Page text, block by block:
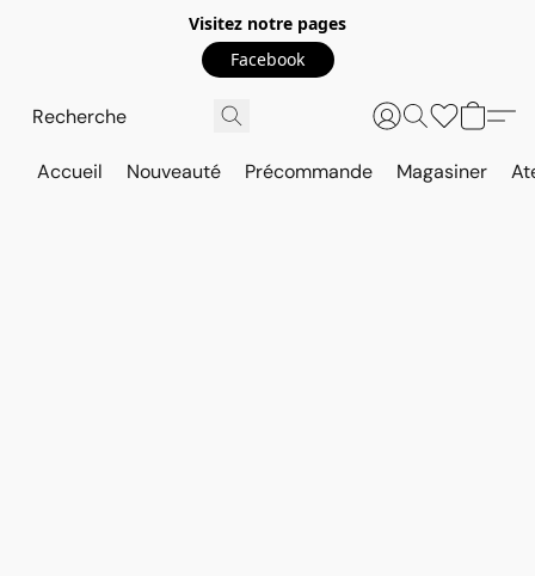
Visitez notre pages
Facebook
Accueil Nouveauté Précommande Magasiner